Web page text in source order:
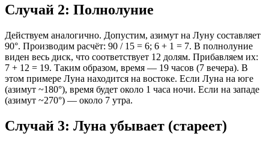
Случай 2: Полнолуние
Действуем аналогично. Допустим, азимут на Луну составляет
90°. Производим расчёт: 90 / 15 = 6; 6 + 1 = 7. В полнолуние
виден весь диск, что соответствует 12 долям. Прибавляем их:
7 + 12 = 19. Таким образом, время — 19 часов (7 вечера). В
этом примере Луна находится на востоке. Если Луна на юге
(азимут ~180°), время будет около 1 часа ночи. Если на западе
(азимут ~270°) — около 7 утра.
Случай 3: Луна убывает (стареет)